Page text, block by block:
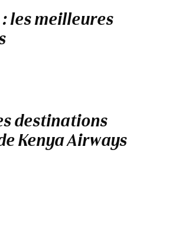
les meilleures
destinations
Kenya Airways